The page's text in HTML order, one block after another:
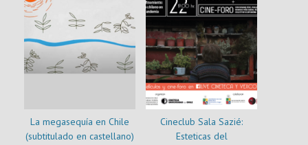
La megasequía en Chile
(subtitulado en castellano)
Cineclub Sala Sazié:
Esteticas del